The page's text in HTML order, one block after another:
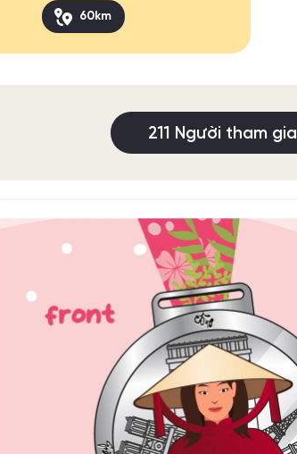
60km
211 Người tham gia